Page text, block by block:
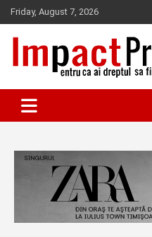
Skip
to
content
Friday, August 7, 2026
IMPACTPRESS